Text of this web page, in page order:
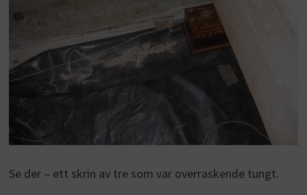
Se der – ett skrin av tre som var overraskende tungt.